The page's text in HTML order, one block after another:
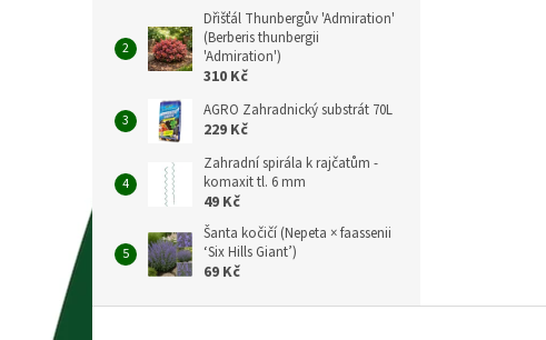
Dřišťál Thunbergův 'Admiration'
(Berberis thunbergii
'Admiration')
310 Kč
AGRO Zahradnický substrát 70L
229 Kč
Zahradní spirála k rajčatům -
komaxit tl. 6 mm
49 Kč
Šanta kočičí (Nepeta × faassenii
‘Six Hills Giant’)
69 Kč